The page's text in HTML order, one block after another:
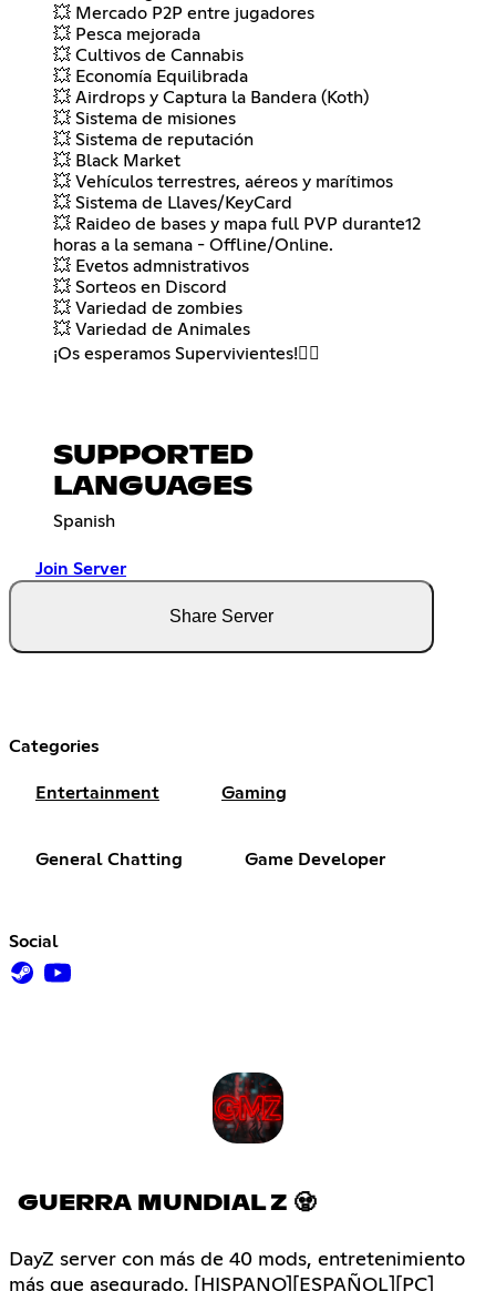
💥 Mercado P2P entre jugadores
💥 Pesca mejorada
💥 Cultivos de Cannabis
💥 Economía Equilibrada
💥 Airdrops y Captura la Bandera (Koth)
💥 Sistema de misiones
💥 Sistema de reputación
💥 Black Market
💥 Vehículos terrestres, aéreos y marítimos
💥 Sistema de Llaves/KeyCard
💥 Raideo de bases y mapa full PVP durante12
horas a la semana - Offline/Online.
💥 Evetos admnistrativos
💥 Sorteos en Discord
💥 Variedad de zombies
💥 Variedad de Animales
¡Os esperamos Supervivientes!🧟‍♂️
SUPPORTED
LANGUAGES
Spanish
Join Server
Share Server
Categories
Entertainment Gaming
General Chatting Game Developer
Social
GUERRA MUNDIAL Z 🧟
DayZ server con más de 40 mods, entretenimiento
más que asegurado. [HISPANO][ESPAÑOL][PC]